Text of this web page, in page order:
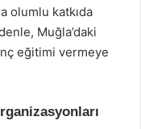
olumlu katkıda
Muğla’daki
eğitimi vermeye